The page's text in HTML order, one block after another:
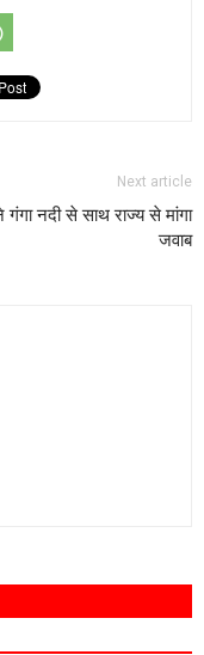
Next article
गंगा नदी से साथ राज्य से मांगा
जवाब